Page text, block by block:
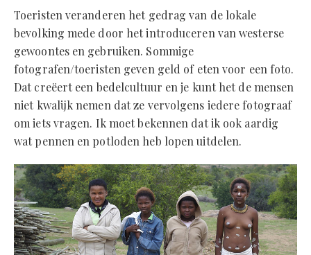
Toeristen veranderen het gedrag van de lokale
bevolking mede door het introduceren van westerse
gewoontes en gebruiken. Sommige
fotografen/toeristen geven geld of eten voor een foto.
Dat creëert een bedelcultuur en je kunt het de mensen
niet kwalijk nemen dat ze vervolgens iedere fotograaf
om iets vragen. Ik moet bekennen dat ik ook aardig
wat pennen en potloden heb lopen uitdelen.